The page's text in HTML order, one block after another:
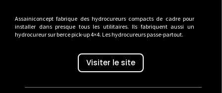
Assainiconcept fabrique des hydrocureurs compacts de cadre pour
installer dans presque tous les utilitaires. Ils fabriquent aussi un
hydrocureur sur berce pick-up 4×4. Les hydrocureurs passe-partout.
Visiter le site